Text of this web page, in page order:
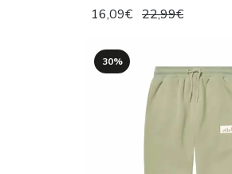
16,09€ 22,99€
30%